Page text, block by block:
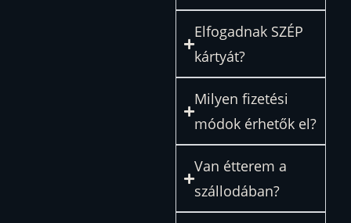
Elfogadnak SZÉP
kártyát?
Milyen fizetési
módok érhetők el?
Van étterem a
szállodában?